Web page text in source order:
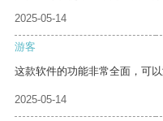
2025-05-14
游客
这款软件的功能非常全面，可以
2025-05-14